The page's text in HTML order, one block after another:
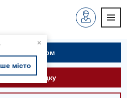
×
місто
на прийом
швидку